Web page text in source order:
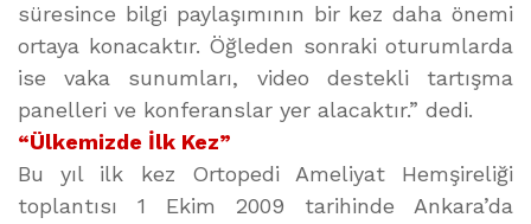
süresince bilgi paylaşımının bir kez daha önemi
ortaya konacaktır. Öğleden sonraki oturumlarda
ise vaka sunumları, video destekli tartışma
panelleri ve konferanslar yer alacaktır.” dedi.
“Ülkemizde İlk Kez”
Bu yıl ilk kez Ortopedi Ameliyat Hemşireliği
toplantısı 1 Ekim 2009 tarihinde Ankara’da